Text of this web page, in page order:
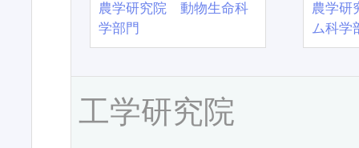
農学研究院 動物生命科
学部門
農学
ム科学
工学研究院